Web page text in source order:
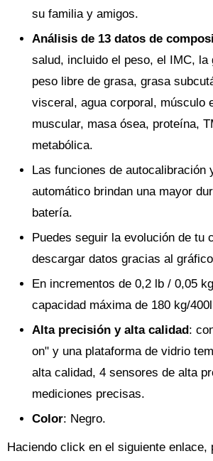
su familia y amigos.
Análisis de 13 datos de
salud, incluido el peso, el IMC, la
peso libre de grasa, grasa
visceral, agua corporal, músculo
muscular, masa ósea, proteína,
metabólica.
Las funciones de autocalibración
automático brindan una mayor
batería.
Puedes seguir la evolución de tu
descargar datos gracias al
En incrementos de 0,2 lb / 0,05
capacidad máxima de 180 kg/
Alta precisión y alta calidad:
on" y una plataforma de vidrio
alta calidad, 4 sensores de alta
mediciones precisas.
Color: Negro.
Haciendo click en el siguiente enlace,